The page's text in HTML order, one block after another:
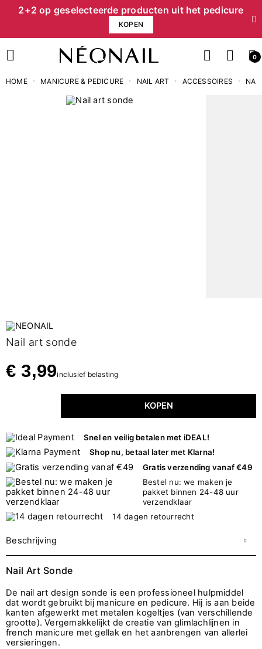
2+2 op geselecteerde producten uit het pedicure
KOPEN
0
HOME MANICURE & PEDICURE NAIL ART ACCESSOIRES
Nail art sonde
€ 3,99inclusief belasting
KOPEN
Snel en veilig betalen met iDEAL!
Shop nu, betaal later met Klarna!
Gratis verzending vanaf €49
Bestel nu: we maken je
pakket binnen 24-48 uur
verzendklaar
14 dagen retourrecht
Beschrijving
Nail Art Sonde
De nail art design sonde is een professioneel hulpmiddel
dat wordt gebruikt bij manicure en pedicure. Hij is aan beide
kanten afgewerkt met metalen kogeltjes (van verschillende
grootte). Vergemakkelijkt de creatie van glimlachlijnen in
french manicure met gellak en het aanbrengen van allerlei
versieringen.